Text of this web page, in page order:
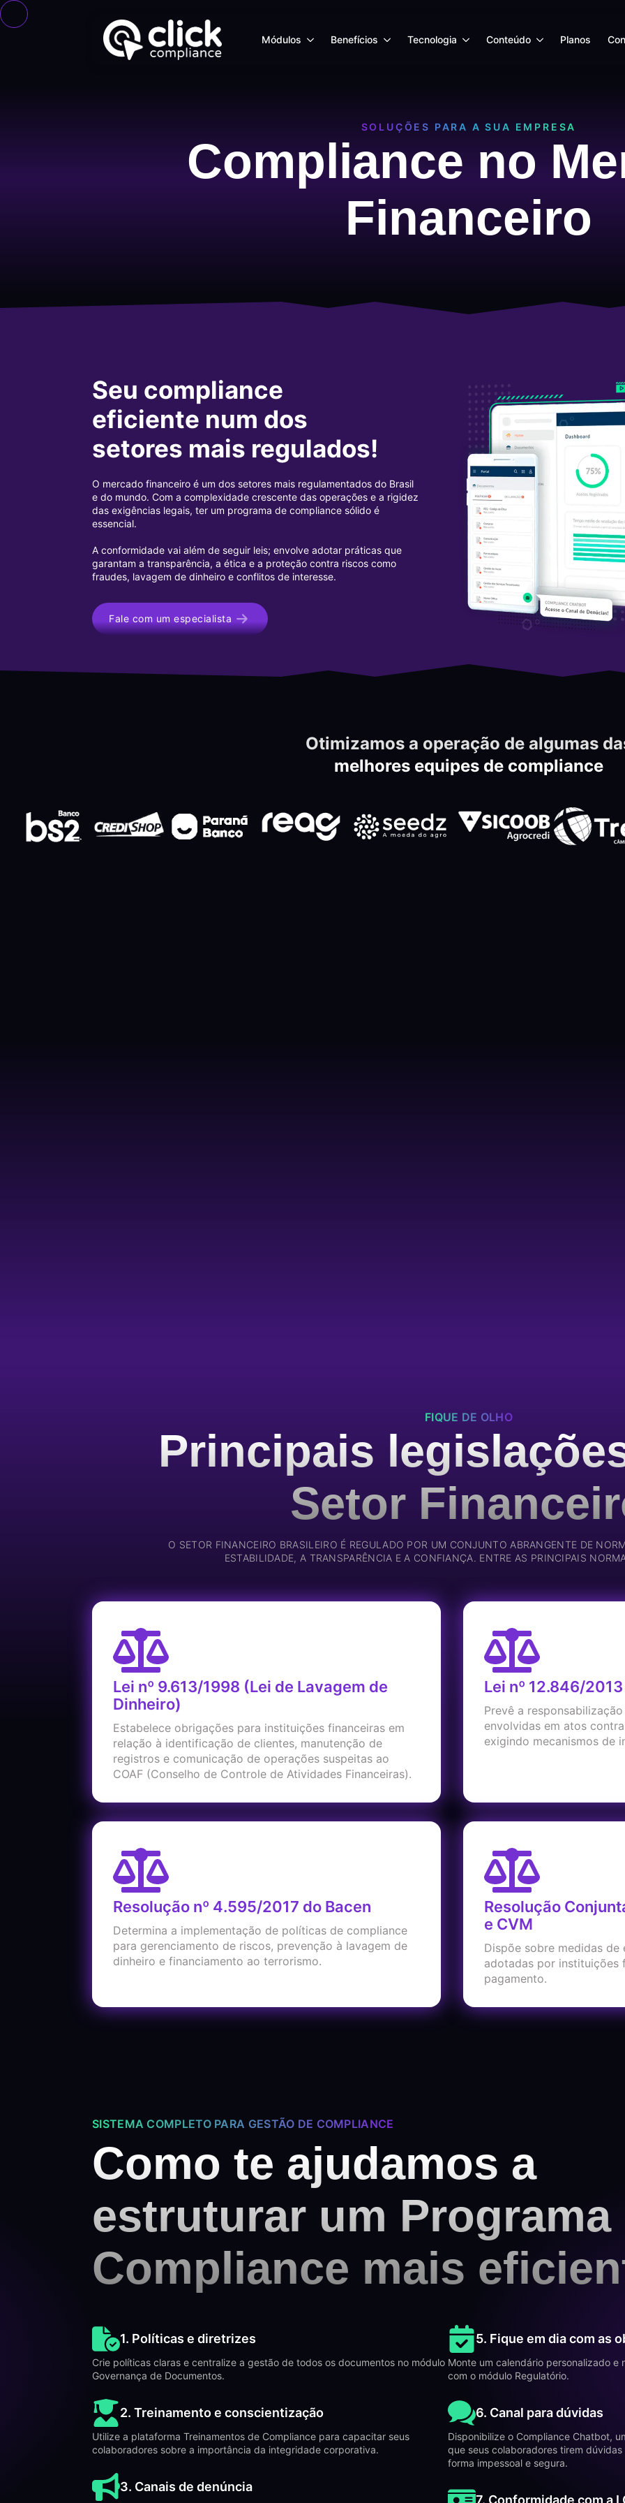
Módulos Benefícios Tecnologia Conteúdo Planos
SOLUÇÕES PARA A SUA EMPRESA
Compliance no
Financeiro
Seu compliance
eficiente num dos
setores mais regulados!
O mercado financeiro é um dos setores mais regulamentados do Brasil
e do mundo. Com a complexidade crescente das operações e a rigidez
das exigências legais, ter um programa de compliance sólido é
essencial.
A conformidade vai além de seguir leis; envolve adotar práticas que
garantam a transparência, a ética e a proteção contra riscos como
fraudes, lavagem de dinheiro e conflitos de interesse.
Fale com um especialista
Otimizamos a operação de algumas
melhores equipes de compliance
FIQUE DE OLHO
Principais
Setor
O SETOR FINANCEIRO BRASILEIRO É REGULADO POR UM CONJUNTO ABRANGENTE DE
ESTABILIDADE, A TRANSPARÊNCIA E A CONFIANÇA. ENTRE AS PRINCIPAIS
Lei nº 9.613/1998 (Lei de Lavagem de
Dinheiro)
Estabelece obrigações para instituições financeiras em
relação à identificação de clientes, manutenção de
registros e comunicação de operações suspeitas ao
COAF (Conselho de Controle de Atividades Financeiras).
Lei nº 12.846/
Prevê a
envolvidas em atos
exigindo mecanismos de
Resolução nº 4.595/2017 do Bacen
Determina a implementação de políticas de compliance
para gerenciamento de riscos, prevenção à lavagem de
dinheiro e financiamento ao terrorismo.
Resolução
e CVM
Dispõe sobre medidas de
adotadas por instituições
pagamento.
SISTEMA COMPLETO PARA GESTÃO DE COMPLIANCE
Como te ajudamos a
estruturar um Programa
Compliance mais
1. Políticas e diretrizes
Crie políticas claras e centralize a gestão de todos os documentos no módulo
Governança de Documentos.
2. Treinamento e conscientização
Utilize a plataforma Treinamentos de Compliance para capacitar seus
colaboradores sobre a importância da integridade corporativa.
3. Canais de denúncia
5. Fique em dia com as
Monte um calendário personalizado
com o módulo Regulatório.
6. Canal para dúvidas
Disponibilize o Compliance Chatbot,
que seus colaboradores tirem
forma impessoal e segura.